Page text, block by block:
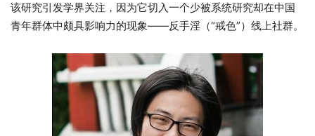
该研究引发学界关注，因为它切入一个少被系统研究却在中国
青年群体中颇具影响力的现象——反手淫（“戒色”）线上社群。